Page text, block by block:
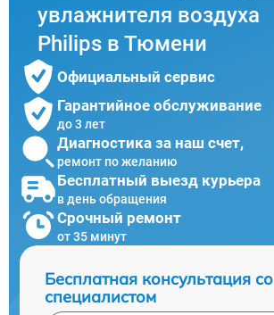
увлажнителя воздуха
Philips в Тюмени
Официальный сервис
Гарантийное обслуживание
до 3 лет
Диагностика за наш счет,
ремонт по желанию
Бесплатный выезд курьера
в день обращения
Срочный ремонт
от 35 минут
Бесплатная консультация со
специалистом